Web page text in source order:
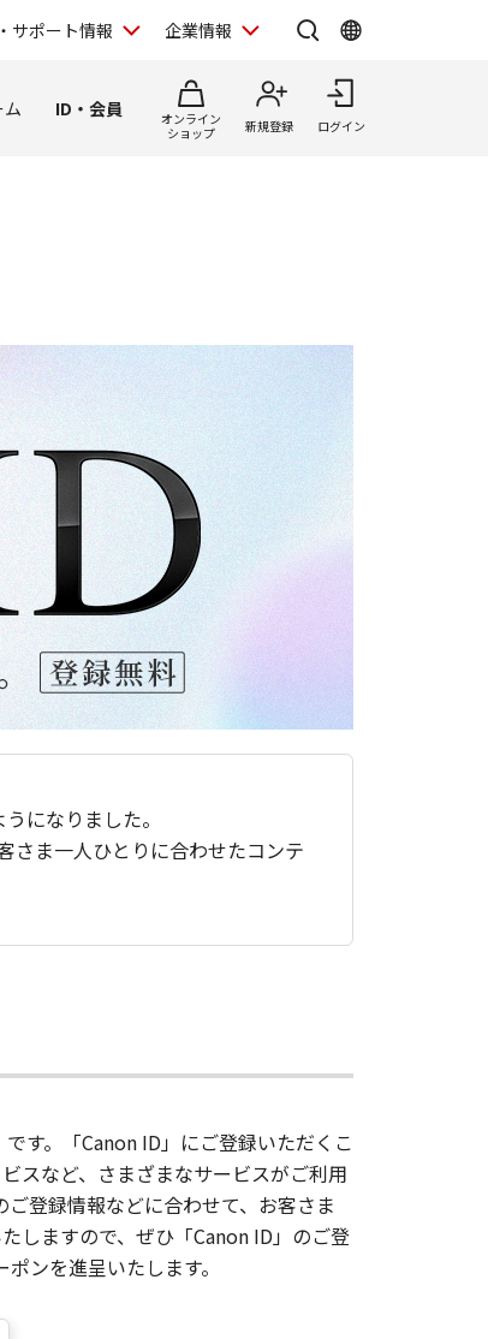
サポート情報 企業情報
ID・会員
オンライン
ショップ
新規登録 ログイン
になりました。
さま一人ひとりに合わせたコンテ
す。「Canon ID」にご登録いただくこ
スなど、さまざまなサービスがご利用
登録情報などに合わせて、お客さま
しますので、ぜひ「Canon ID」のご登
ンを進呈いたします。